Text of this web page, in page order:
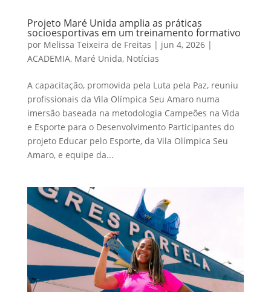
Projeto Maré Unida amplia as práticas
socioesportivas em um treinamento formativo
por Melissa Teixeira de Freitas | jun 4, 2026|
ACADEMIA, Maré Unida, Notícias
A capacitação, promovida pela Luta pela Paz, reuniu
profissionais da Vila Olímpica Seu Amaro numa
imersão baseada na metodologia Campeões na Vida
e Esporte para o Desenvolvimento Participantes do
projeto Educar pelo Esporte, da Vila Olímpica Seu
Amaro, e equipe da...